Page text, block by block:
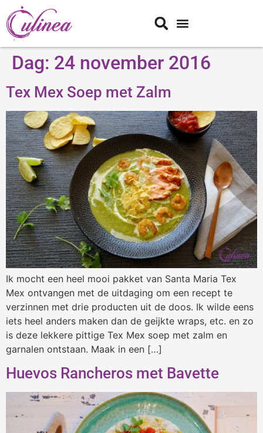
Dag: 24 november 2016
Tex Mex Soep met Zalm
Ik mocht een heel mooi pakket van Santa Maria Tex
Mex ontvangen met de uitdaging om een recept te
verzinnen met drie producten uit de doos. Ik wilde eens
iets heel anders maken dan de geijkte wraps, etc. en zo
is deze lekkere pittige Tex Mex soep met zalm en
garnalen ontstaan. Maak in een […]
Huevos Rancheros met Bavette